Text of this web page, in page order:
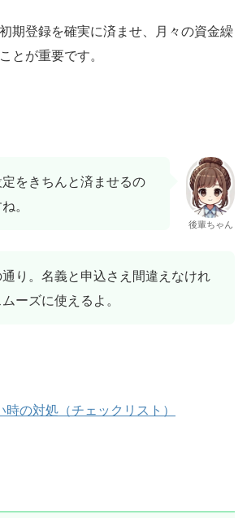
期登録を確実に済ませ、月々の資金繰
とが重要です。
をきちんと済ませるの
。
後輩ちゃん
通り。名義と申込さえ間違えなけれ
ーズに使えるよ。
時の対処（チェックリスト）